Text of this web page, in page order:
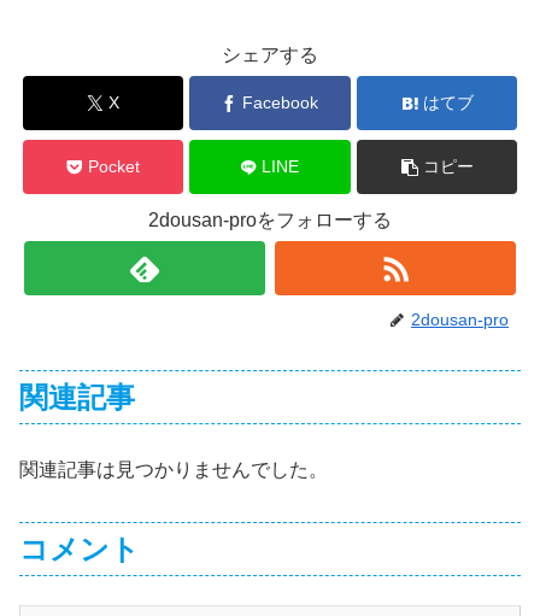
シェアする
X Facebook はてブ
Pocket LINE コピー
2dousan-proをフォローする
2dousan-pro
関連記事
関連記事は見つかりませんでした。
コメント